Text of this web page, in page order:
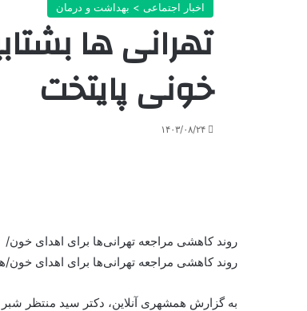
اخبار اجتماعی > بهداشت و درمان
تهرانی ها
خونی پایتخت
۱۴۰۳/۰۸/۲۴
روند کاهشی مراجعه تهرانی‌ها برای اهدای خون/
روند کاهشی مراجعه تهرانی‌ها برای اهدای
به گزارش همشهری آنلاین،‌ دکتر سید منتظر